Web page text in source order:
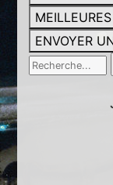
ENVOYER